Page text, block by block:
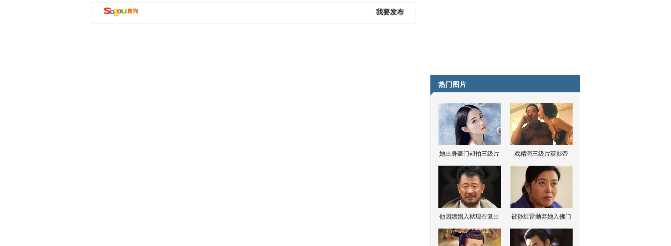
我要发布
热门图片
她出身豪门却拍三级片 戏精演三级片获影帝
他因嫖娼入狱现在复出 被孙红雷抛弃她入佛门